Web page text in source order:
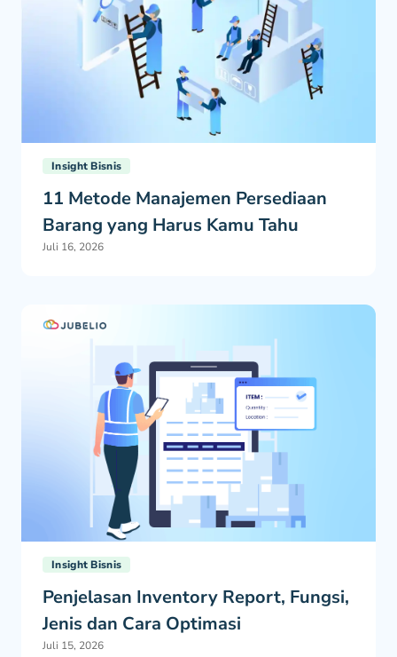
Insight Bisnis
11 Metode Manajemen Persediaan
Barang yang Harus Kamu Tahu
Juli 16, 2026
Insight Bisnis
Penjelasan Inventory Report, Fungsi,
Jenis dan Cara Optimasi
Juli 15, 2026